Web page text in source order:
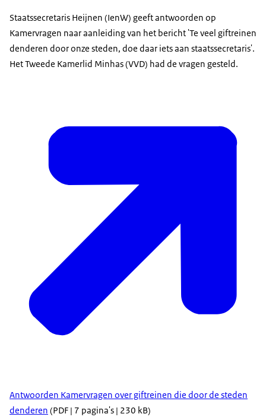
Staatssecretaris Heijnen (IenW) geeft antwoorden op
Kamervragen naar aanleiding van het bericht 'Te veel giftreinen
denderen door onze steden, doe daar iets aan staatssecretaris'.
Het Tweede Kamerlid Minhas (VVD) had de vragen gesteld.
Antwoorden Kamervragen over giftreinen die door de steden
denderen (PDF | 7 pagina's | 230 kB)